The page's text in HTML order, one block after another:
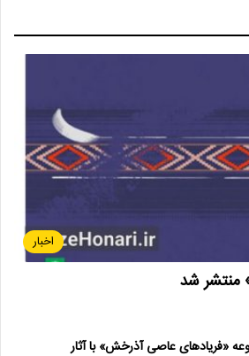
اخبار
منتشر شد
«فریادهای عاصی آذرخش» با آثار